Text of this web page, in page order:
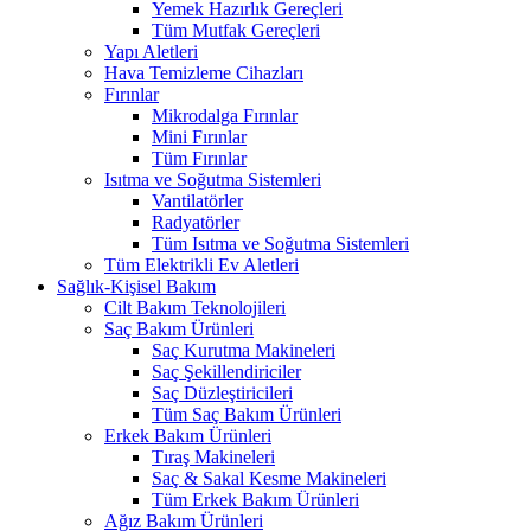
Yemek Hazırlık Gereçleri
Tüm Mutfak Gereçleri
Yapı Aletleri
Hava Temizleme Cihazları
Fırınlar
Mikrodalga Fırınlar
Mini Fırınlar
Tüm Fırınlar
Isıtma ve Soğutma Sistemleri
Vantilatörler
Radyatörler
Tüm Isıtma ve Soğutma Sistemleri
Tüm Elektrikli Ev Aletleri
Sağlık-Kişisel Bakım
Cilt Bakım Teknolojileri
Saç Bakım Ürünleri
Saç Kurutma Makineleri
Saç Şekillendiriciler
Saç Düzleştiricileri
Tüm Saç Bakım Ürünleri
Erkek Bakım Ürünleri
Tıraş Makineleri
Saç & Sakal Kesme Makineleri
Tüm Erkek Bakım Ürünleri
Ağız Bakım Ürünleri